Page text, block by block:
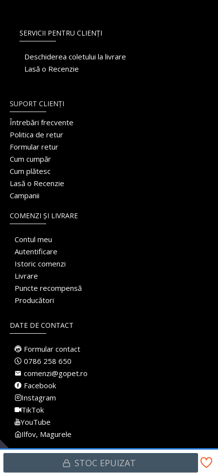
STOC EPUIZAT
SERVICII PENTRU CLIENȚI
Deschiderea coletului la livrare
Lasă o Recenzie
SUPORT CLIENȚI
Întrebări frecvente
Politica de retur
Formular retur
Cum cumpăr
Cum plătesc
Lasă o Recenzie
Campanii
COMENZI ȘI LIVRARE
Contul meu
Autentificare
Istoric comenzi
Livrare
Puncte recompensă
Producători
DATE DE CONTACT
Formular contact
0786 258 650
comenzi@gopet.ro
Facebook
Instagram
TikTok
YouTube
Ilfov, Magurele
in Romania · Pet Shop Online · Toate drepturile rezervate